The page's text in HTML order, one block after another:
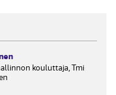
kouluttaja, Tmi